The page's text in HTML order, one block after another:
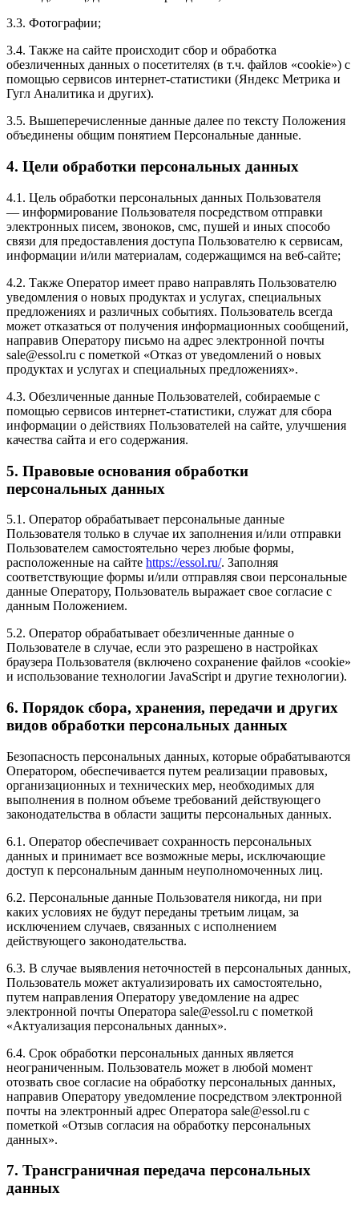
3.3. Фотографии;
3.4. Также на сайте происходит сбор и обработка
обезличенных данных о посетителях (в т.ч. файлов «cookie») с
помощью сервисов интернет-статистики (Яндекс Метрика и
Гугл Аналитика и других).
3.5. Вышеперечисленные данные далее по тексту Положения
объединены общим понятием Персональные данные.
4. Цели обработки персональных данных
4.1. Цель обработки персональных данных Пользователя
— информирование Пользователя посредством отправки
электронных писем, звоноков, смс, пушей и иных способо
связи для предоставления доступа Пользователю к сервисам,
информации и/или материалам, содержащимся на веб-сайте;
4.2. Также Оператор имеет право направлять Пользователю
уведомления о новых продуктах и услугах, специальных
предложениях и различных событиях. Пользователь всегда
может отказаться от получения информационных сообщений,
направив Оператору письмо на адрес электронной почты
sale@essol.ru с пометкой «Отказ от уведомлений о новых
продуктах и услугах и специальных предложениях».
4.3. Обезличенные данные Пользователей, собираемые с
помощью сервисов интернет-статистики, служат для сбора
информации о действиях Пользователей на сайте, улучшения
качества сайта и его содержания.
5. Правовые основания обработки
персональных данных
5.1. Оператор обрабатывает персональные данные
Пользователя только в случае их заполнения и/или отправки
Пользователем самостоятельно через любые формы,
расположенные на сайте https://essol.ru/. Заполняя
соответствующие формы и/или отправляя свои персональные
данные Оператору, Пользователь выражает свое согласие с
данным Положением.
5.2. Оператор обрабатывает обезличенные данные о
Пользователе в случае, если это разрешено в настройках
браузера Пользователя (включено сохранение файлов «cookie»
и использование технологии JavaScript и другие технологии).
6. Порядок сбора, хранения, передачи и других
видов обработки персональных данных
Безопасность персональных данных, которые обрабатываются
Оператором, обеспечивается путем реализации правовых,
организационных и технических мер, необходимых для
выполнения в полном объеме требований действующего
законодательства в области защиты персональных данных.
6.1. Оператор обеспечивает сохранность персональных
данных и принимает все возможные меры, исключающие
доступ к персональным данным неуполномоченных лиц.
6.2. Персональные данные Пользователя никогда, ни при
каких условиях не будут переданы третьим лицам, за
исключением случаев, связанных с исполнением
действующего законодательства.
6.3. В случае выявления неточностей в персональных данных,
Пользователь может актуализировать их самостоятельно,
путем направления Оператору уведомление на адрес
электронной почты Оператора sale@essol.ru с пометкой
«Актуализация персональных данных».
6.4. Срок обработки персональных данных является
неограниченным. Пользователь может в любой момент
отозвать свое согласие на обработку персональных данных,
направив Оператору уведомление посредством электронной
почты на электронный адрес Оператора sale@essol.ru с
пометкой «Отзыв согласия на обработку персональных
данных».
7. Трансграничная передача персональных
данных